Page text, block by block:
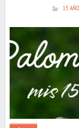
15